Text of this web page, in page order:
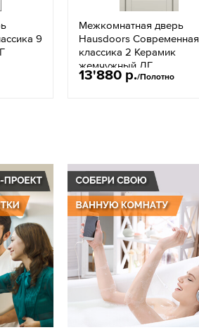
9
Межкомнатная дверь
Hausdoors Современная
классика 2 Керамик
жемчужный ДГ
13'880 р./Полотно